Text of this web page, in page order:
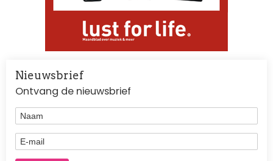
Nieuwsbrief
Ontvang de nieuwsbrief
Naam
E-mail